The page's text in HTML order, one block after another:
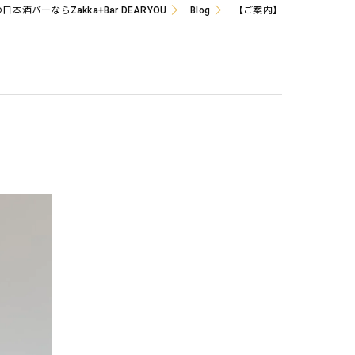
日本酒バーならZakka+Bar DEARYOU Blog 【ご案内】